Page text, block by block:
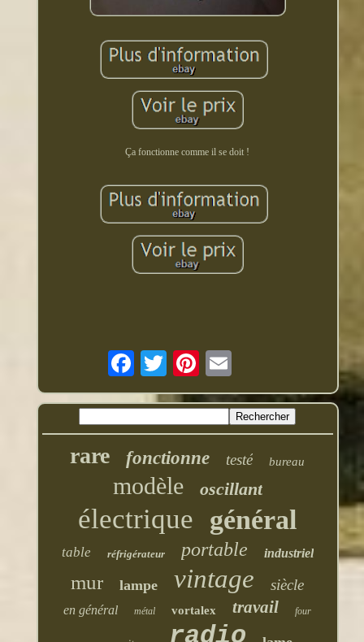
Ça fonctionne comme il se doit !
rare fonctionne testé bureau
modèle oscillant
électrique général
table réfrigérateur portable industriel
mur lampe vintage siècle
en général métal vortalex travail four